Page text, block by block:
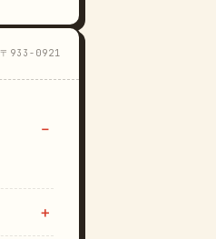
933-0921